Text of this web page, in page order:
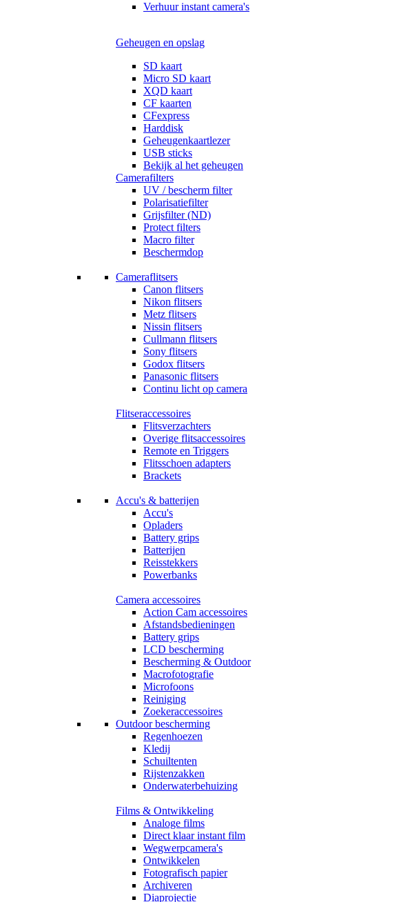
Verhuur instant camera's
Geheugen en opslag
SD kaart
Micro SD kaart
XQD kaart
CF kaarten
CFexpress
Harddisk
Geheugenkaartlezer
USB sticks
Bekijk al het geheugen
Camerafilters
UV / bescherm filter
Polarisatiefilter
Grijsfilter (ND)
Protect filters
Macro filter
Beschermdop
Cameraflitsers
Canon flitsers
Nikon flitsers
Metz flitsers
Nissin flitsers
Cullmann flitsers
Sony flitsers
Godox flitsers
Panasonic flitsers
Continu licht op camera
Flitseraccessoires
Flitsverzachters
Overige flitsaccessoires
Remote en Triggers
Flitsschoen adapters
Brackets
Accu's & batterijen
Accu's
Opladers
Battery grips
Batterijen
Reisstekkers
Powerbanks
Camera accessoires
Action Cam accessoires
Afstandsbedieningen
Battery grips
LCD bescherming
Bescherming & Outdoor
Macrofotografie
Microfoons
Reiniging
Zoekeraccessoires
Outdoor bescherming
Regenhoezen
Kledij
Schuiltenten
Rijstenzakken
Onderwaterbehuizing
Films & Ontwikkeling
Analoge films
Direct klaar instant film
Wegwerpcamera's
Ontwikkelen
Fotografisch papier
Archiveren
Diaprojectie